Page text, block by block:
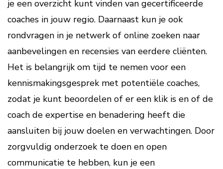
je een overzicht kunt vinden van gecertificeerde
coaches in jouw regio. Daarnaast kun je ook
rondvragen in je netwerk of online zoeken naar
aanbevelingen en recensies van eerdere cliënten.
Het is belangrijk om tijd te nemen voor een
kennismakingsgesprek met potentiële coaches,
zodat je kunt beoordelen of er een klik is en of de
coach de expertise en benadering heeft die
aansluiten bij jouw doelen en verwachtingen. Door
zorgvuldig onderzoek te doen en open
communicatie te hebben, kun je een